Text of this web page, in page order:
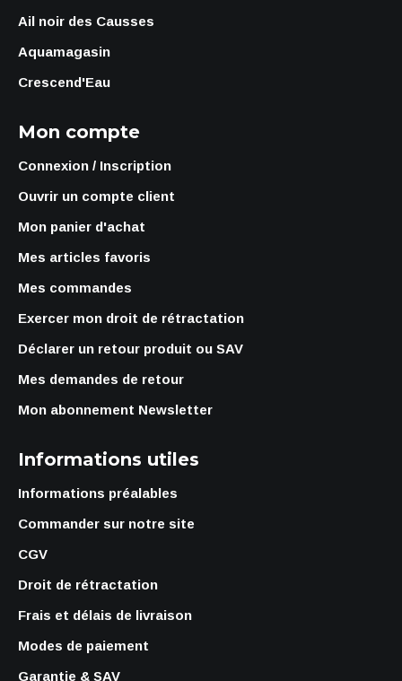
Ail noir des Causses
Aquamagasin
Crescend'Eau
Mon compte
Connexion / Inscription
Ouvrir un compte client
Mon panier d'achat
Mes articles favoris
Mes commandes
Exercer mon droit de rétractation
Déclarer un retour produit ou SAV
Mes demandes de retour
Mon abonnement Newsletter
Informations utiles
Informations préalables
Commander sur notre site
CGV
Droit de rétractation
Frais et délais de livraison
Modes de paiement
Garantie & SAV